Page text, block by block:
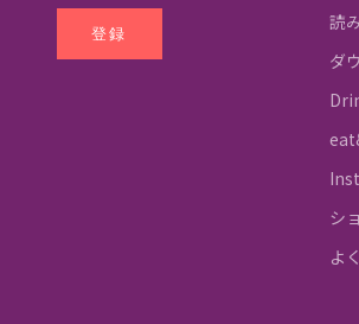
登録
読
ダ
シ
よ